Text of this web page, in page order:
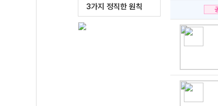
3가지 정직한 원칙